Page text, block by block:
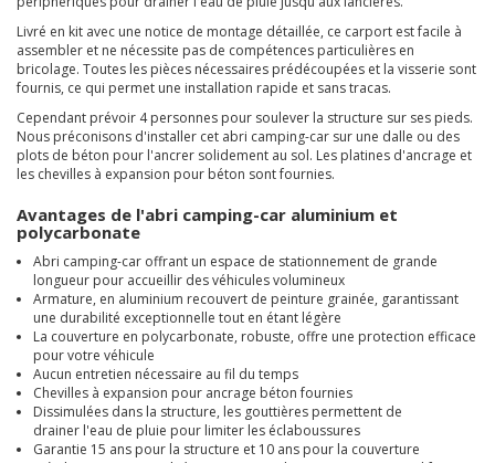
Livré en kit avec une notice de montage détaillée, ce carport est facile à
assembler et ne nécessite pas de compétences particulières en
bricolage. Toutes les pièces nécessaires prédécoupées et la visserie sont
fournis, ce qui permet une installation rapide et sans tracas.
Cependant prévoir 4 personnes pour soulever la structure sur ses pieds.
Nous préconisons d'installer cet abri camping-car sur une dalle ou des
plots de béton pour l'ancrer solidement au sol. Les platines d'ancrage et
les chevilles à expansion pour béton sont fournies.
Avantages de l'abri camping-car aluminium et
polycarbonate
Abri camping-car offrant un espace de stationnement de grande
longueur pour accueillir des véhicules volumineux
Armature, en aluminium recouvert de peinture grainée, garantissant
une durabilité exceptionnelle tout en étant légère
La couverture en polycarbonate, robuste, offre une protection efficace
pour votre véhicule
Aucun entretien nécessaire au fil du temps
Chevilles à expansion pour ancrage béton fournies
Dissimulées dans la structure, les gouttières permettent de
drainer l'eau de pluie pour limiter les éclaboussures
Garantie 15 ans pour la structure et 10 ans pour la couverture